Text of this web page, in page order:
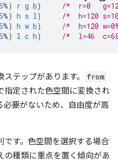
%) r g b)
/*  r=0
%) h s l )
/*  h=120
%) h w b)
/*  h=120
%) l c h) /*  l=46
テップがあります。 from
指定された色空間に変換され
必要がないため、自由度が高
す。色空間を選択する場合
の種類に重点を置く傾向があ